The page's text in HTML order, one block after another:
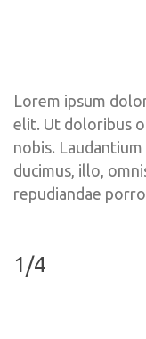
Lorem ipsum
elit. Ut doloribus
nobis.
ducimus, illo,
repudiandae
1/4